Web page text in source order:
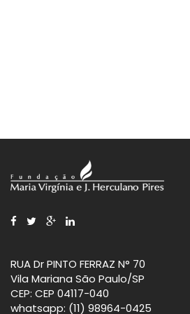
RUA Dr PINTO FERRAZ N° 70
Vila Mariana São Paulo/SP
CEP: CEP 04117-040
whatsapp: (11) 98964-0425